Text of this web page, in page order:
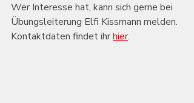
Wer Interesse hat, kann sich gerne bei
Übungsleiterung Elfi Kissmann melden.
Kontaktdaten findet ihr hier.